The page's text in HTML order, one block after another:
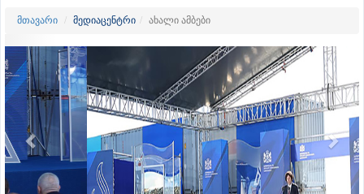
მთავარი მედიაცენტრი ახალი ამბები
Previous